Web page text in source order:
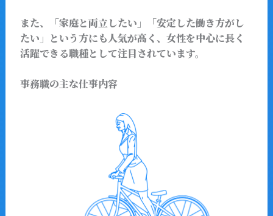
また、「家庭と両立したい」「安定した働き方がし
たい」という方にも人気が高く、女性を中心に長く
活躍できる職種として注目されています。
事務職の主な仕事内容